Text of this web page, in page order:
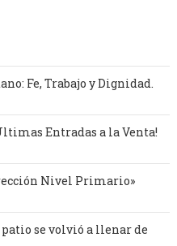
Fe, Trabajo y Dignidad.
Entradas a la Venta!
Nivel Primario»
se volvió a llenar de